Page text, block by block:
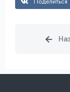
Поделиться